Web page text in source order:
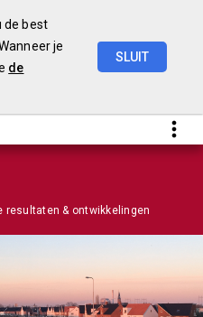
de best
je
de
SLUIT
resultaten & ontwikkelingen